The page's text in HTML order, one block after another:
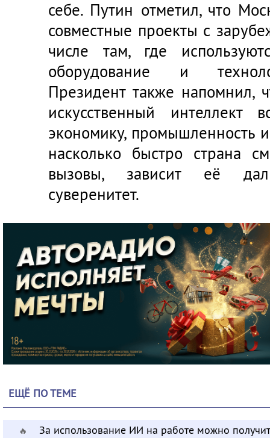
себе. Путин отметил, что
совместные проекты с
числе там, где
оборудование и
Президент также напомнил,
искусственный
экономику, промышленность
насколько быстро страна
вызовы, зависит её
суверенитет.
ЕЩЁ ПО ТЕМЕ
🔥 За использование ИИ на работе можно